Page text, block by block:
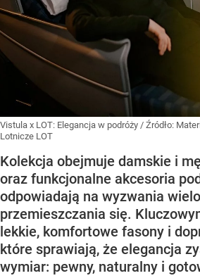
Vistula x LOT: Elegancja w podróży / Źródło:
Lotnicze LOT
Kolekcja obejmuje damskie i
oraz funkcjonalne akcesoria
odpowiadają na wyzwania
przemieszczania się.
lekkie, komfortowe fasony i
które sprawiają, że elegancja
wymiar: pewny, naturalny i